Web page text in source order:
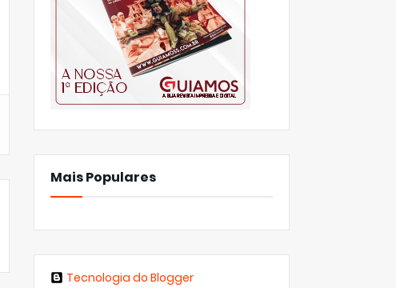
Mais Populares
Tecnologia do Blogger